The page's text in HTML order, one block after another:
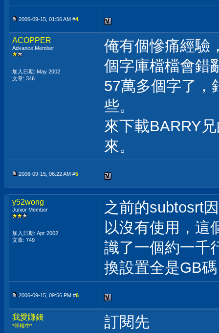
2006-09-15, 01:56 AM #4
ACOPPER
Advance Member
加入日期: May 2002
文章: 346
俺有個慘痛經驗
個字庫檔檔會錯
57萬多個字了，
些。
來下載BARRY
來。
2006-09-15, 06:22 AM #5
y52wong
Junior Member
加入日期: Apr 2002
文章: 749
之前的subtosrt
以沒有使用，這
識了一個約一千
換設置全是GB
2006-09-15, 09:56 PM #6
我愛賺錢
*停權中*
訂閱先